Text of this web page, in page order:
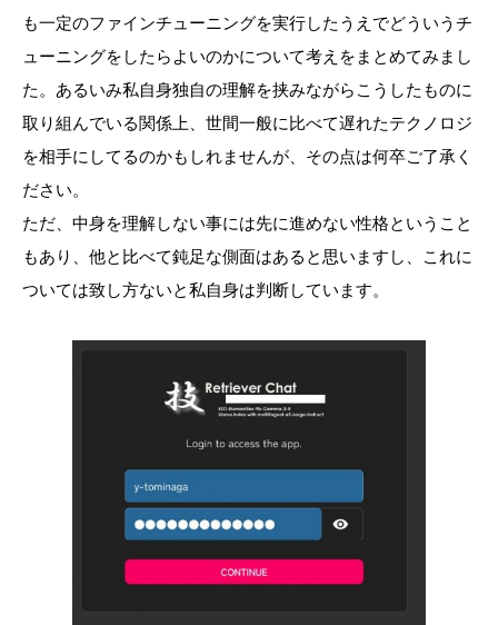
も一定のファインチューニングを実行したうえでどういうチ
ューニングをしたらよいのかについて考えをまとめてみまし
た。あるいみ私自身独自の理解を挟みながらこうしたものに
取り組んでいる関係上、世間一般に比べて遅れたテクノロジ
を相手にしてるのかもしれませんが、その点は何卒ご了承く
ださい。
ただ、中身を理解しない事には先に進めない性格ということ
もあり、他と比べて鈍足な側面はあると思いますし、これに
ついては致し方ないと私自身は判断しています。